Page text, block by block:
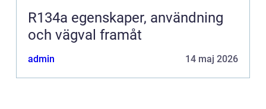
R134a egenskaper, användning
och vägval framåt
admin 14 maj 2026